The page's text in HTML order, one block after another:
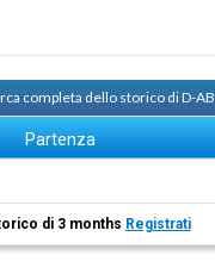
completa dello storico di D-
Partenza
di 3 months Registrati